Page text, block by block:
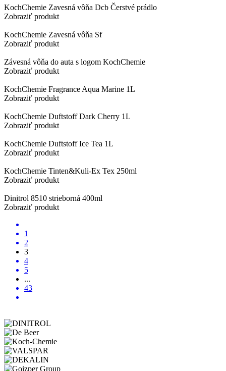
KochChemie Zavesná vôňa Dcb Čerstvé prádlo
Zobraziť produkt
KochChemie Zavesná vôňa Sf
Zobraziť produkt
Závesná vôňa do auta s logom KochChemie
Zobraziť produkt
KochChemie Fragrance Aqua Marine 1L
Zobraziť produkt
KochChemie Duftstoff Dark Cherry 1L
Zobraziť produkt
KochChemie Duftstoff Ice Tea 1L
Zobraziť produkt
KochChemie Tinten&Kuli-Ex Tex 250ml
Zobraziť produkt
Dinitrol 8510 strieborná 400ml
Zobraziť produkt
1
2
3
4
5
...
43